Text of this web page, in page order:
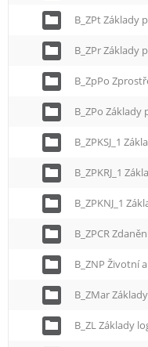
B_ZPt Základy
B_ZPr Základy
B_ZpPo
B_ZPo
B_ZPKSJ_1
B_ZPKRJ_1
B_ZPKNJ_1
B_ZPCR
B_ZNP Životní
B_ZMar
B_ZL Základy